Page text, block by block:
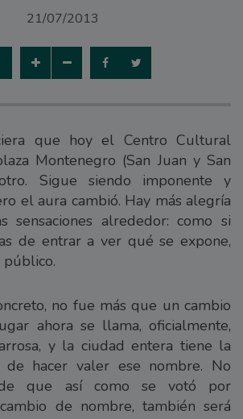
21/07/2013
que hoy el Centro Cultural
Montenegro (San Juan y San
Sigue siendo imponente y
el aura cambió. Hay más alegría
sensaciones alrededor: como si
de entrar a ver qué se expone,
no fue más que un cambio
ahora se llama, oficialmente,
y la ciudad entera tiene la
de hacer valer ese nombre. No
que así como se votó por
de nombre, también será